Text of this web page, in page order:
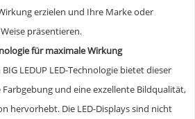
erzielen und Ihre Marke oder
präsentieren.
für maximale Wirkung
LEDUP LED-Technologie bietet dieser
und eine exzellente Bildqualität,
hervorhebt. Die LED-Displays sind nicht